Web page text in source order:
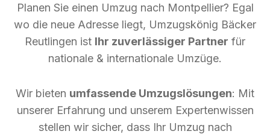
Planen Sie einen Umzug nach Montpellier? Egal
wo die neue Adresse liegt, Umzugskönig Bäcker
Reutlingen ist Ihr zuverlässiger Partner für
nationale & internationale Umzüge.
Wir bieten umfassende Umzugslösungen: Mit
unserer Erfahrung und unserem Expertenwissen
stellen wir sicher, dass Ihr Umzug nach